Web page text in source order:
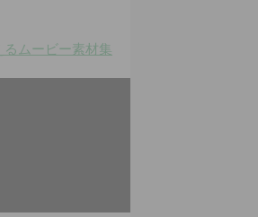
るムービー素材集